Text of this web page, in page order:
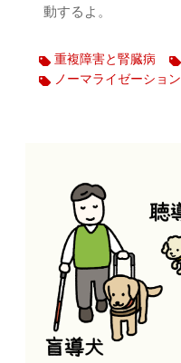
動するよ。
重複障害と腎臓病
ノーマライゼーション